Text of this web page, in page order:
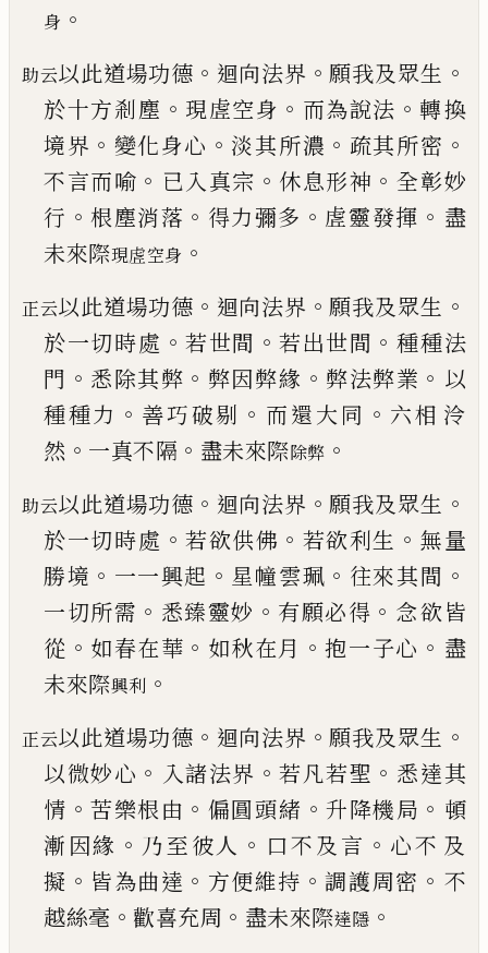
身 。
助云以此道場功德 。 迴向法界 。 願我及眾生 。
於十方剎塵 。 現虗空身 。 而為說法 。 轉換
境界 。 變化身心 。 淡其所濃 。 疏其所密 。
不言而喻 。 已入真宗 。 休息形神 。 全彰妙
行 。 根塵消落 。 得力彌多 。 虗靈發揮 。 盡
未來際現虗空身 。
正云以此道場功德 。 迴向法界 。 願我及眾生 。
於一切時處 。 若世間 。 若出世間 。 種種法
門 。 悉除其弊 。 弊因弊緣 。 弊法弊業 。 以
種種力 。 善巧破剔 。 而還大同 。 六相 泠
然 。 一真不隔 。 盡未來際除弊 。
助云以此道場功德 。 迴向法界 。 願我及眾生 。
於一切時處 。 若欲供佛 。 若欲利生 。 無量
勝境 。 一一興起 。 星幢雲珮 。 往來其間 。
一切所需 。 悉臻靈妙 。 有願必得 。 念欲皆
從 。 如春在華 。 如秋在月 。 抱一子心 。 盡
未來際興利 。
正云以此道場功德 。 迴向法界 。 願我及眾生 。
以微妙心 。 入諸法界 。 若凡若聖 。 悉達其
情 。 苦樂根由 。 偏圓頭緒 。 升降機局 。 頓
漸因緣 。 乃至彼人 。 口不及言 。 心不 及
擬 。 皆為曲達 。 方便維持 。 調護周密 。 不
越絲毫 。 歡喜充周 。 盡未來際達隱 。